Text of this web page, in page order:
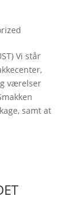
Vi står
værelser
samt at